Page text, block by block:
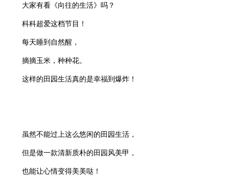
大家有看《向往的生活》吗？
科科超爱这档节目！
每天睡到自然醒，
摘摘玉米，种种花。
这样的田园生活真的是幸福到爆炸！
虽然不能过上这么悠闲的田园生活，
但是做一款清新质朴的田园风美甲，
也能让心情变得美美哒！